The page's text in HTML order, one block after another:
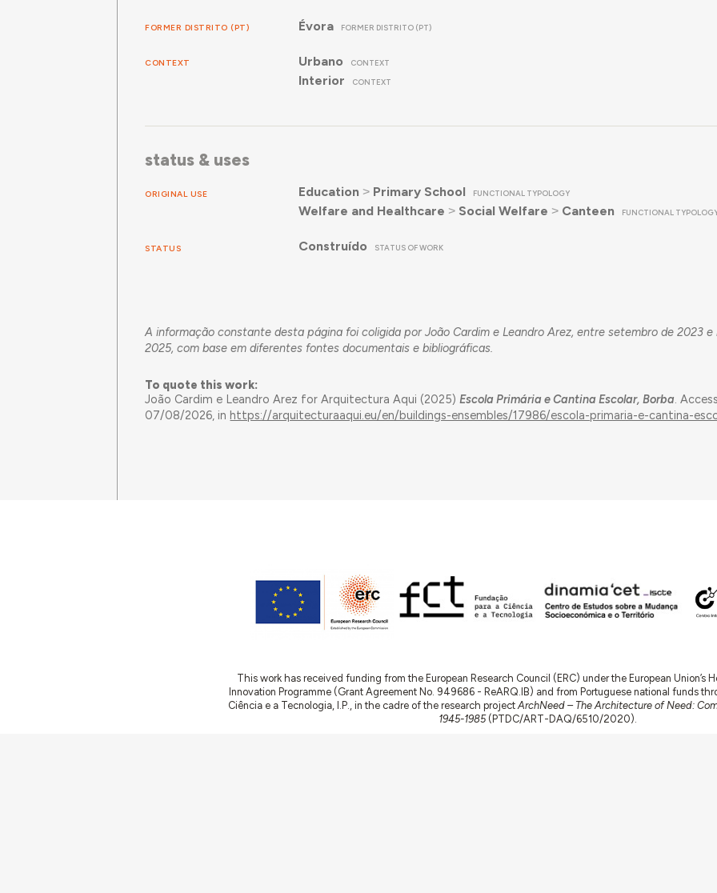
FORMER DISTRITO (PT) Évora FORMER DISTRITO (PT)
CONTEXT Urbano CONTEXT
Interior CONTEXT
status & uses
ORIGINAL USE Education ˃ Primary School FUNCTIONAL TYPOLOGY
Welfare and Healthcare ˃ Social Welfare ˃ Canteen FUNCTIONAL
STATUS Construído STATUS OF WORK
A informação constante desta página foi coligida por João Cardim e Leandro Arez, entre setembro de 2023 e
2025, com base em diferentes fontes documentais e bibliográficas.
To quote this work:
João Cardim e Leandro Arez for Arquitectura Aqui (2025)Escola Primária e Cantina Escolar, Borba.
07/08/2026, inhttps://arquitecturaaqui.eu/en/buildings-ensembles/17986/escola-primaria-e-cantina-
This work has received funding from the European Research Council (ERC) under the European Union’s
Innovation Programme (Grant Agreement No. 949686 - ReARQ.IB) and from Portuguese national funds
Ciência e a Tecnologia, I.P., in the cadre of the research projectArchNeed – The Architecture of Need:
1945-1985(PTDC/ART-DAQ/6510/2020).